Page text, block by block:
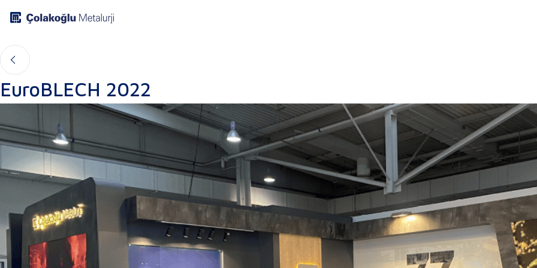
EuroBLECH 2022